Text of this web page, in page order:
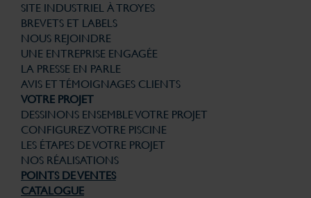
SITE INDUSTRIEL À TROYES
BREVETS ET LABELS
NOUS REJOINDRE
UNE ENTREPRISE ENGAGÉE
LA PRESSE EN PARLE
AVIS ET TÉMOIGNAGES CLIENTS
VOTRE PROJET
DESSINONS ENSEMBLE VOTRE PROJET
CONFIGUREZ VOTRE PISCINE
LES ÉTAPES DE VOTRE PROJET
NOS RÉALISATIONS
POINTS DE VENTES
CATALOGUE